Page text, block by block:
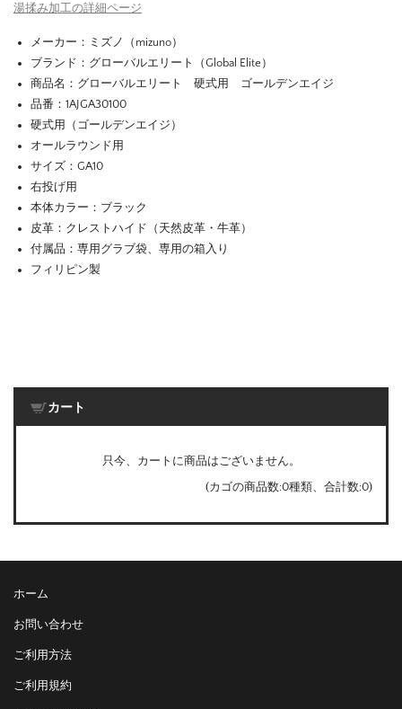
湯揉み加工の詳細ページ
メーカー：ミズノ（mizuno）
ブランド：グローバルエリート（Global Elite）
商品名：グローバルエリート 硬式用 ゴールデンエイジ
品番：1AJGA30100
硬式用（ゴールデンエイジ）
オールラウンド用
サイズ：GA10
右投げ用
本体カラー：ブラック
皮革：クレストハイド（天然皮革・牛革）
付属品：専用グラブ袋、専用の箱入り
フィリピン製
カート
只今、カートに商品はございません。
(カゴの商品数:0種類、合計数:0)
ホーム
お問い合わせ
ご利用方法
ご利用規約